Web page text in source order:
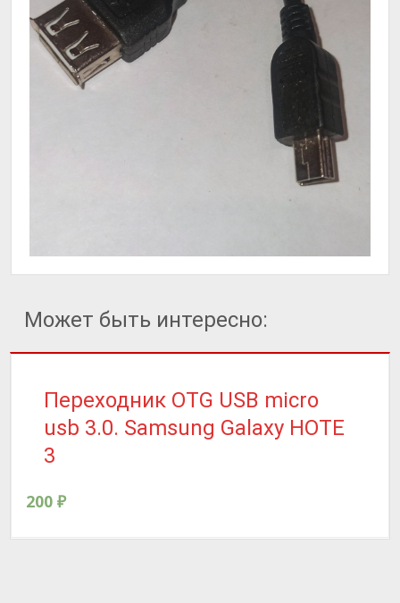
Может быть интересно:
Переходник OTG USB micro
usb 3.0. Samsung Galaxy HOTE
3
200 ₽